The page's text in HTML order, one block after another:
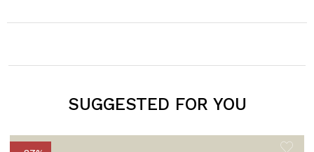
SUGGESTED FOR YOU